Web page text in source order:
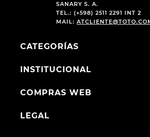
SANARY S. A.
TEL.: (+598) 2511 2291 INT 2
MAIL:
CATEGORÍAS
INSTITUCIONAL
COMPRAS WEB
LEGAL